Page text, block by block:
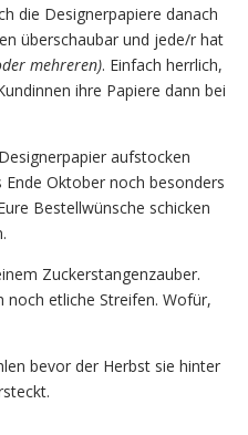
die Designerpapiere danach
überschaubar und jede/r hat
mehreren). Einfach herrlich,
ihre Papiere dann bei
aufstocken
Oktober noch besonders
Bestellwünsche schicken
Zuckerstangenzauber.
noch etliche Streifen. Wofür,
bevor der Herbst sie hinter